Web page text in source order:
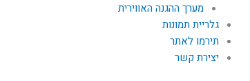
מערך ההגנה האווירית
גלריית תמונות
תירמו לאתר
יצירת קשר